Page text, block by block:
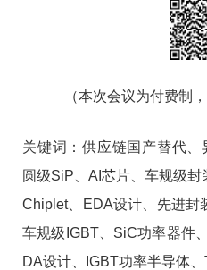
（本次会议为付费制
关键词：供应链国产替代、
圆级SiP、AI芯片、车规级封
Chiplet、EDA设计、先进封
车规级IGBT、SiC功率器件
DA设计、IGBT功率半导体